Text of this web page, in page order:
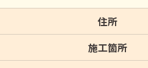
住所
施工箇所